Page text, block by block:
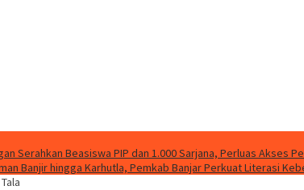
Serahkan Beasiswa PIP dan 1.000 Sarjana, Perluas Akses
Banjir hingga Karhutla, Pemkab Banjar Perkuat Literasi